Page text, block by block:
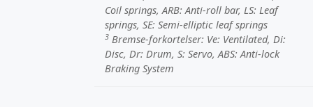
Coil springs,ARB: Anti-roll bar, LS: Leaf
springs, SE: Semi-elliptic leaf springs
3 Bremse-forkortelser: Ve: Ventilated, Di:
Disc, Dr: Drum, S: Servo,ABS: Anti-lock
Braking System